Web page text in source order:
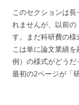
このセクションは
れませんが、以前
す。まだ科研費の
こは単に論文業績
例）の様式がどう
最初の2ページが「